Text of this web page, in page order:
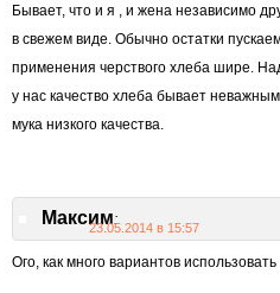
Бывает, что и я , и жена независимо
в свежем виде. Обычно остатки
применения черствого хлеба шире.
у нас качество хлеба бывает
мука низкого качества.
Максим:
23.05.2014 в 15:57
Ого, как много вариантов